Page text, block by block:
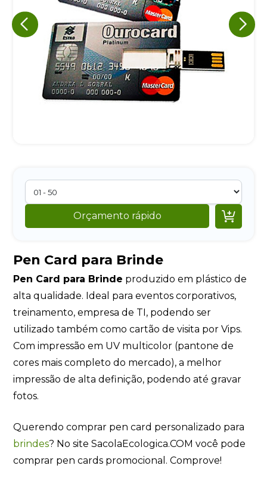
Orçamento rápido 
Pen Card para Brinde
Pen Card para Brinde produzido em plástico de
alta qualidade. Ideal para eventos corporativos,
treinamento, empresa de TI, podendo ser
utilizado também como cartão de visita por Vips.
Com impressão em UV multicolor (pantone de
cores mais completo do mercado), a melhor
impressão de alta definição, podendo até gravar
fotos.
Querendo comprar pen card personalizado para
brindes? No site SacolaEcologica.COM você pode
comprar pen cards promocional. Comprove!
A nossa empresa está comprometida a proteger e respeitar
sua privacidade, utilizaremos seus dados apenas para fins
de marketing. Você pode alterar suas preferências a
qualquer momento.
Iniciar conversa